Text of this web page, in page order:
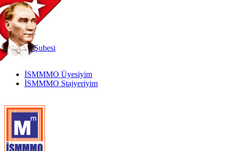
TR
|
EN
İnternetŞubesi
İSMMMO Üyesiyim
İSMMMO Stajyeriyim